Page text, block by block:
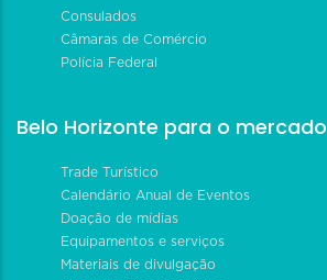
Consulados
Câmaras de Comércio
Polícia Federal
Belo Horizonte para o mercado
Trade Turístico
Calendário Anual de Eventos
Doação de mídias
Equipamentos e serviços
Materiais de divulgação